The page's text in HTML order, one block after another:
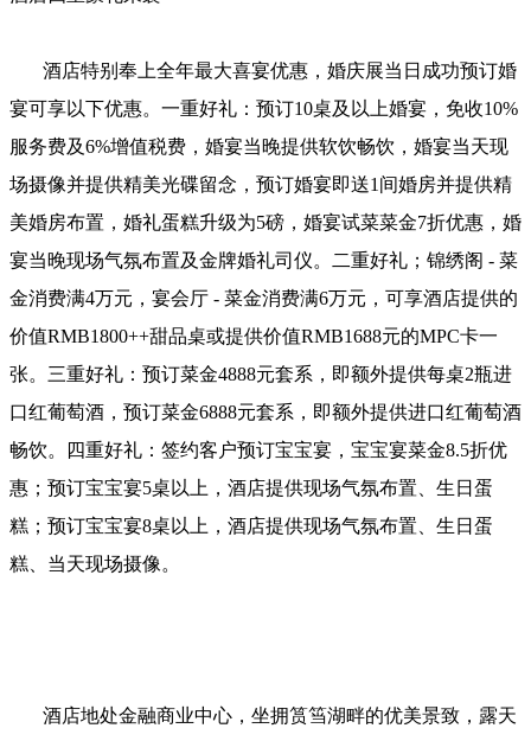
酒店特别奉上全年最大喜宴优惠，婚庆展当日成功预订婚
宴可享以下优惠。一重好礼：预订10桌及以上婚宴，免收10%
服务费及6%增值税费，婚宴当晚提供软饮畅饮，婚宴当天现
场摄像并提供精美光碟留念，预订婚宴即送1间婚房并提供精
美婚房布置，婚礼蛋糕升级为5磅，婚宴试菜菜金7折优惠，婚
宴当晚现场气氛布置及金牌婚礼司仪。二重好礼；锦绣阁 - 菜
金消费满4万元，宴会厅 - 菜金消费满6万元，可享酒店提供的
价值RMB1800++甜品桌或提供价值RMB1688元的MPC卡一
张。三重好礼：预订菜金4888元套系，即额外提供每桌2瓶进
口红葡萄酒，预订菜金6888元套系，即额外提供进口红葡萄酒
畅饮。四重好礼：签约客户预订宝宝宴，宝宝宴菜金8.5折优
惠；预订宝宝宴5桌以上，酒店提供现场气氛布置、生日蛋
糕；预订宝宝宴8桌以上，酒店提供现场气氛布置、生日蛋
糕、当天现场摄像。
酒店地处金融商业中心，坐拥筼筜湖畔的优美景致，露天